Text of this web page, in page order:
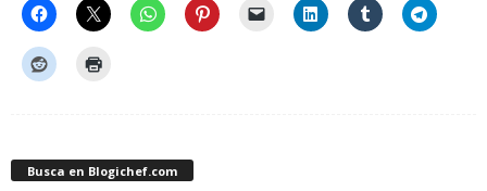
Busca en Blogichef.com